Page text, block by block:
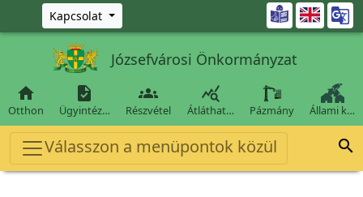
Ugrás a fő tartalomra
Kapcsolat 
Józsefvárosi Önkormányzat

Otthon

Ügyintéz…

Részvétel

Átláthat… Pázmány Állami k…
Válasszon a menüpontok közül 